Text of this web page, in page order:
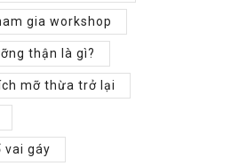
gia workshop
thận là gì?
mỡ thừa trở lại
vai gáy